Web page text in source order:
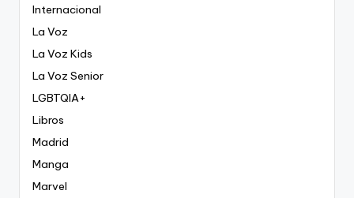
Internacional
La Voz
La Voz Kids
La Voz Senior
LGBTQIA+
Libros
Madrid
Manga
Marvel